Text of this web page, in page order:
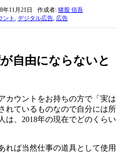
年11月21日 作成者: 猪股 信吾
ント , デジタル広告, 広告
自由にならないと
カウントをお持ちの方で「実は
れているものなので自分には所
は、2018年の現在でどのくらい
れば当然仕事の道具として使用